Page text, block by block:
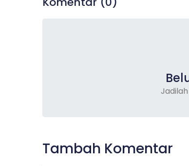
Tambah Komentar